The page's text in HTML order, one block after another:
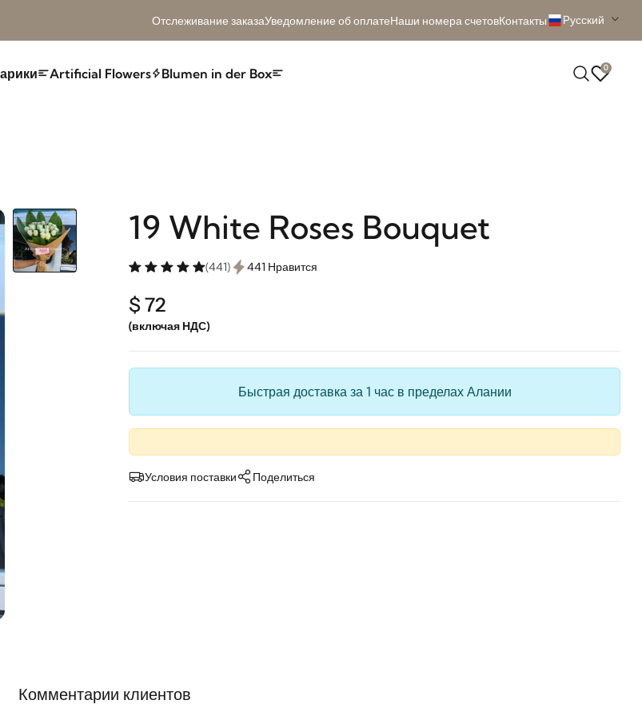
Отслеживание заказаУведомление об оплатеНаши номера счетовКонтакты Pусский
Artificial Flowers Blumen in der Box 0
19 White Roses Bouquet
(441) 441 Нравится
$ 72
(включая НДС)
Быстрая доставка за 1 час в пределах Алании
Условия поставки Поделиться
Комментарии клиентов